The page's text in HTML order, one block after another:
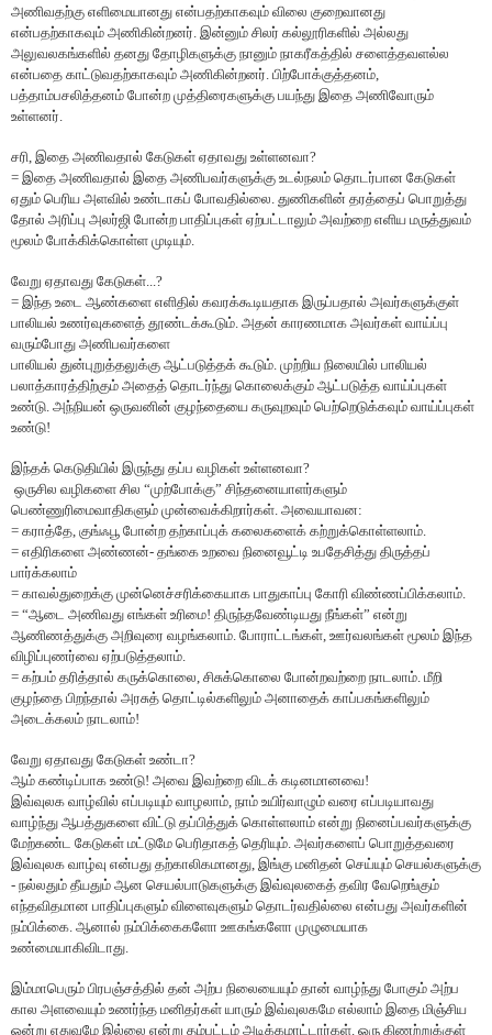
அணிவதற்கு எளிமையானது என்பதற்காகவும் விலை குறைவானது
என்பதற்காகவும் அணிகின்றனர். இன்னும் சிலர் கல்லூரிகளில் அல்லது
அலுவலகங்களில் தனது தோழிகளுக்கு நானும் நாகரீகத்தில் சளைத்தவளல்ல
என்பதை காட்டுவதற்காகவும் அணிகின்றனர். பிற்போக்குத்தனம்,
பத்தாம்பசலித்தனம் போன்ற முத்திரைகளுக்கு பயந்து இதை அணிவோரும்
உள்ளனர்.
சரி, இதை அணிவதால் கேடுகள் ஏதாவது உள்ளனவா?
= இதை அணிவதால் இதை அணிபவர்களுக்கு உடல்நலம் தொடர்பான கேடுகள்
ஏதும் பெரிய அளவில் உண்டாகப் போவதில்லை. துணிகளின் தரத்தைப் பொறுத்து
தோல் அரிப்பு அலர்ஜி போன்ற பாதிப்புகள் ஏற்பட்டாலும் அவற்றை எளிய மருத்துவம்
மூலம் போக்கிக்கொள்ள முடியும்.
வேறு ஏதாவது கேடுகள்...?
= இந்த உடை ஆண்களை எளிதில் கவரக்கூடியதாக இருப்பதால் அவர்களுக்குள்
பாலியல் உணர்வுகளைத் தூண்டக்கூடும். அதன் காரணமாக அவர்கள் வாய்ப்பு
வரும்போது அணிபவர்களை
பாலியல் துன்புறுத்தலுக்கு ஆட்படுத்தக் கூடும். முற்றிய நிலையில் பாலியல்
பலாத்காரத்திற்கும் அதைத் தொடர்ந்து கொலைக்கும் ஆட்படுத்த வாய்ப்புகள்
உண்டு. அந்நியன் ஒருவனின் குழந்தையை கருவுறவும் பெற்றெடுக்கவும் வாய்ப்புகள்
உண்டு!
இந்தக் கெடுதியில் இருந்து தப்ப வழிகள் உள்ளனவா?
ஒருசில வழிகளை சில “முற்போக்கு” சிந்தனையாளர்களும்
பெண்ணுரிமைவாதிகளும் முன்வைக்கிறார்கள். அவையாவன:
= கராத்தே, குங்ஃபூ போன்ற தற்காப்புக் கலைகளைக் கற்றுக்கொள்ளலாம்.
= எதிரிகளை அண்ணன்- தங்கை உறவை நினைவூட்டி உபதேசித்து திருத்தப்
பார்க்கலாம்
= காவல்துறைக்கு முன்னெச்சரிக்கையாக பாதுகாப்பு கோரி விண்ணப்பிக்கலாம்.
= “ஆடை அணிவது எங்கள் உரிமை! திருந்தவேண்டியது நீங்கள்” என்று
ஆணிணத்துக்கு அறிவுரை வழங்கலாம். போராட்டங்கள், ஊர்வலங்கள் மூலம் இந்த
விழிப்புணர்வை ஏற்படுத்தலாம்.
= கற்பம் தரித்தால் கருக்கொலை, சிசுக்கொலை போன்றவற்றை நாடலாம். மீறி
குழந்தை பிறந்தால் அரசுத் தொட்டில்களிலும் அனாதைக் காப்பகங்களிலும்
அடைக்கலம் நாடலாம்!
வேறு ஏதாவது கேடுகள் உண்டா?
ஆம் கண்டிப்பாக உண்டு! அவை இவற்றை விடக் கடினமானவை!
இவ்வுலக வாழ்வில் எப்படியும் வாழலாம், நாம் உயிர்வாழும் வரை எப்படியாவது
வாழ்ந்து ஆபத்துகளை விட்டு தப்பித்துக் கொள்ளலாம் என்று நினைப்பவர்களுக்கு
மேற்கண்ட கேடுகள் மட்டுமே பெரிதாகத் தெரியும். அவர்களைப் பொறுத்தவரை
இவ்வுலக வாழ்வு என்பது தற்காலிகமானது, இங்கு மனிதன் செய்யும் செயல்களுக்கு
- நல்லதும் தீயதும் ஆன செயல்பாடுகளுக்கு இவ்வுலகைத் தவிர வேறெங்கும்
எந்தவிதமான பாதிப்புகளும் விளைவுகளும் தொடர்வதில்லை என்பது அவர்களின்
நம்பிக்கை. ஆனால் நம்பிக்கைகளோ ஊகங்களோ முழுமையாக
உண்மையாகிவிடாது.
இம்மாபெரும் பிரபஞ்சத்தில் தன் அற்ப நிலையையும் தான் வாழ்ந்து போகும் அற்ப
கால அளவையும் உணர்ந்த மனிதர்கள் யாரும் இவ்வுலகமே எல்லாம் இதை மிஞ்சிய
ஒன்று எதுவுமே இல்லை என்று தம்பட்டம் அடிக்கமாட்டார்கள். ஒரு கிணற்றுக்குள்